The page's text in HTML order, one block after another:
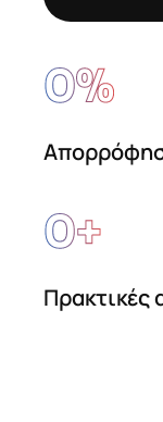
0%
0+
Πρακτικές